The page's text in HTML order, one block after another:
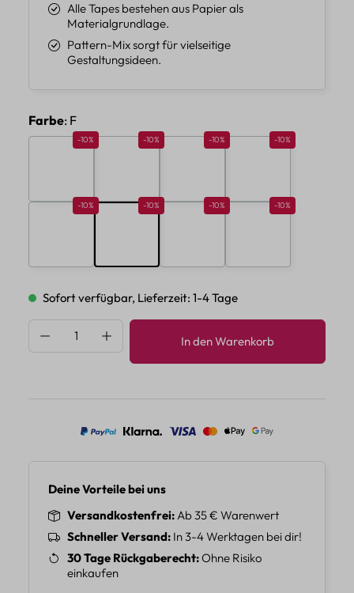
Alle Tapes bestehen aus Papier als
Materialgrundlage.
Pattern-Mix sorgt für vielseitige
Gestaltungsideen.
Farbeauswählen
: F
Rabatt 10%
-10% Rabatt 10%
-10% Rabatt 10%
-10% Rabatt 10%
-10%
Rabatt 10%
-10% Rabatt 10%
-10% Rabatt 10%
-10% Rabatt 10%
-10%
Sofort verfügbar, Lieferzeit: 1-4 Tage
Produkt Anzahl: Gib den gewünschten
In den Warenkorb
Deine Vorteile bei uns
Versandkostenfrei Ab 35 € Warenwert
Schneller Versand In 3-4 Werktagen bei dir!
30 Tage Rückgaberecht Ohne Risiko
einkaufen